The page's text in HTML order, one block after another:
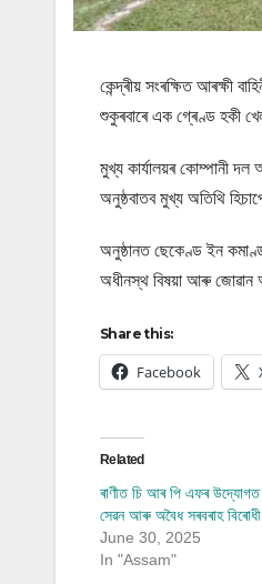
কেন্দ্ৰীয় সংৰক্ষিত আৰক্ষী
শুকুৰবাৰে এক গ্ৰেণ্ড হকী
মুখ্য কাৰ্যালয়ৰ কোম্পানী
অনুষ্ঠবাতব মুখ্য অতিথি
অনুষ্ঠানত ছেকেণ্ড ইন
অধীনস্থ বিষয়া আৰু জোৱান
Share this:
Facebook
Related
ৰাণীত চি আৰ পি এফৰ
সেৱন আৰু অবৈধ সৰবৰাহ
June 30, 2025
In "Assam"